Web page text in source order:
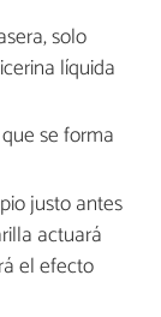
solo
líquida
se forma
justo antes
actuará
el efecto